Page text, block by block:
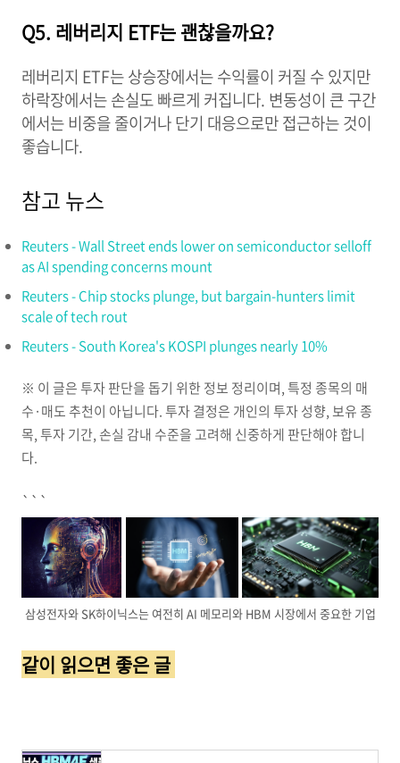
Q5. 레버리지 ETF는 괜찮을까요?
레버리지 ETF는 상승장에서는 수익률이 커질 수 있지만
하락장에서는 손실도 빠르게 커집니다. 변동성이 큰 구간
에서는 비중을 줄이거나 단기 대응으로만 접근하는 것이
좋습니다.
참고 뉴스
Reuters - Wall Street ends lower on semiconductor selloff
as AI spending concerns mount
Reuters - Chip stocks plunge, but bargain-hunters limit
scale of tech rout
Reuters - South Korea's KOSPI plunges nearly 10%
※ 이 글은 투자 판단을 돕기 위한 정보 정리이며, 특정 종목의 매
수·매도 추천이 아닙니다. 투자 결정은 개인의 투자 성향, 보유 종
목, 투자 기간, 손실 감내 수준을 고려해 신중하게 판단해야 합니
다.
```
삼성전자와 SK하이닉스는 여전히 AI 메모리와 HBM 시장에서 중요한 기업
같이 읽으면 좋은 글